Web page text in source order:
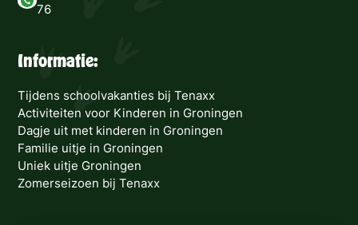
76
Informatie:
Tijdens schoolvakanties bij Tenaxx
Activiteiten voor Kinderen in Groningen
Dagje uit met kinderen in Groningen
Familie uitje in Groningen
Uniek uitje Groningen
Zomerseizoen bij Tenaxx